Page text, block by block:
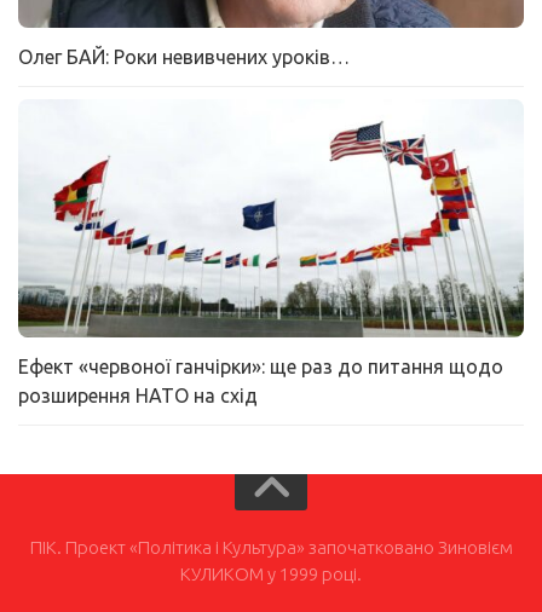
Олег БАЙ: Роки невивчених уроків…
Ефект «червоної ганчірки»: ще раз до питання щодо
розширення НАТО на схід
ПІК. Проект «Політика і Культура» започатковано Зиновієм
КУЛИКОМ у 1999 році.